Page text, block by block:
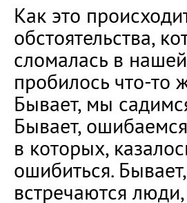
Как это
обстоятельства,
сломалась в
пробилось что-то
Бывает, мы
Бывает,
в которых,
ошибиться.
встречаются